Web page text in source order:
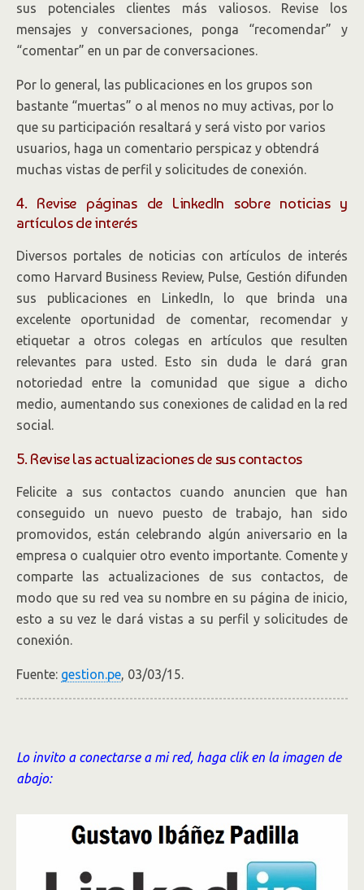
sus potenciales clientes más valiosos. Revise los
mensajes y conversaciones, ponga “recomendar” y
“comentar” en un par de conversaciones.
Por lo general, las publicaciones en los grupos son
bastante “muertas” o al menos no muy activas, por lo
que su participación resaltará y será visto por varios
usuarios, haga un comentario perspicaz y obtendrá
muchas vistas de perfil y solicitudes de conexión.
4. Revise páginas de LinkedIn sobre noticias y
artículos de interés
Diversos portales de noticias con artículos de interés
como Harvard Business Review, Pulse, Gestión difunden
sus publicaciones en LinkedIn, lo que brinda una
excelente oportunidad de comentar, recomendar y
etiquetar a otros colegas en artículos que resulten
relevantes para usted. Esto sin duda le dará gran
notoriedad entre la comunidad que sigue a dicho
medio, aumentando sus conexiones de calidad en la red
social.
5. Revise las actualizaciones de sus contactos
Felicite a sus contactos cuando anuncien que han
conseguido un nuevo puesto de trabajo, han sido
promovidos, están celebrando algún aniversario en la
empresa o cualquier otro evento importante. Comente y
comparte las actualizaciones de sus contactos, de
modo que su red vea su nombre en su página de inicio,
esto a su vez le dará vistas a su perfil y solicitudes de
conexión.
Fuente: gestion.pe, 03/03/15.
Lo invito a conectarse a mi red, haga clik en la imagen de
abajo: